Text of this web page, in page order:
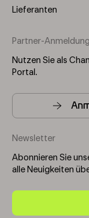
Lieferanten
Partner-Anmeldung
Nutzen Sie als
Portal.
Newsletter
Abonnieren Sie
alle Neuigkeiten